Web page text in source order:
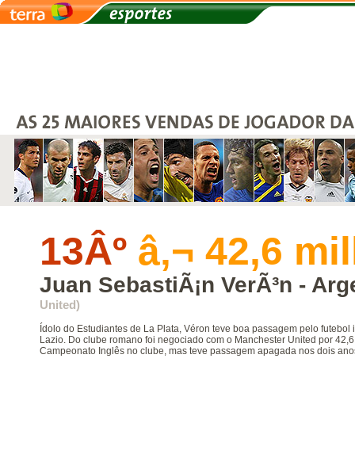
13Âº â‚¬ 42,6
Juan SebastiÃ¡n VerÃ³n -
United)
Ídolo do Estudiantes de La Plata, Véron teve boa passagem pelo
Lazio. Do clube romano foi negociado com o Manchester United por
Campeonato Inglês no clube, mas teve passagem apagada nos dois